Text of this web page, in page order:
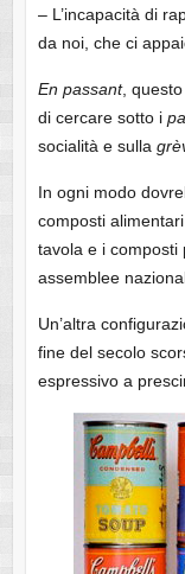
– L’incapacità di
da noi, che ci
En passant, questo
di cercare sotto i
socialità e sulla
In ogni modo
composti
tavola e i composti
assemblee
Un’altra
fine del secolo
espressivo a